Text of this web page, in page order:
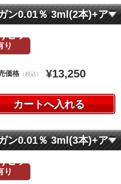
ン0.01％ 3ml(2本)+ア
ット
り
価格 （税込） ¥13,250
ン0.01％ 3ml(3本)+ア
ット
り